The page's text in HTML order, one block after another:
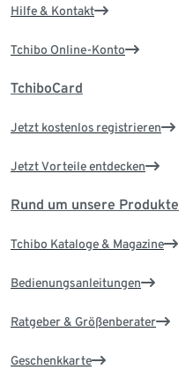
Hilfe & Kontakt
Tchibo Online-Konto
TchiboCard
Jetzt kostenlos registrieren
Jetzt Vorteile entdecken
Rund um unsere Produkte
Tchibo Kataloge & Magazine
Bedienungsanleitungen
Ratgeber & Größenberater
Geschenkkarte